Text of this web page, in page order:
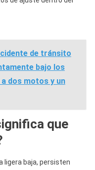
de tránsito
bajo los
dos motos y un
que
ligera baja, persisten